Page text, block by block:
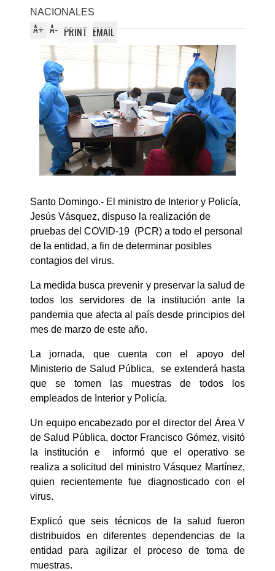
NACIONALES
A+ A- PRINT EMAIL
Santo Domingo.- El ministro de Interior y Policía,
Jesús Vásquez, dispuso la realización de
pruebas del COVID-19 (PCR) a todo el personal
de la entidad, a fin de determinar posibles
contagios del virus.
La medida busca prevenir y preservar la salud de
todos los servidores de la institución ante la
pandemia que afecta al país desde principios del
mes de marzo de este año.
La jornada, que cuenta con el apoyo del
Ministerio de Salud Pública, se extenderá hasta
que se tomen las muestras de todos los
empleados de Interior y Policía.
Un equipo encabezado por el director del Área V
de Salud Pública, doctor Francisco Gómez, visitó
la institución e informó que el operativo se
realiza a solicitud del ministro Vásquez Martínez,
quien recientemente fue diagnosticado con el
virus.
Explicó que seis técnicos de la salud fueron
distribuidos en diferentes dependencias de la
entidad para agilizar el proceso de toma de
muestras.